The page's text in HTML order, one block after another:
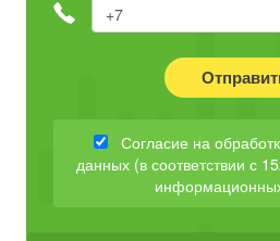
Согласие на
данных (в соответствии с